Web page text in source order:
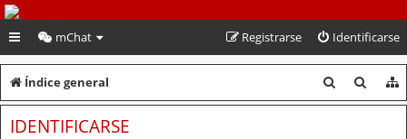
PeruVoley.com
mChat Identificarse
Registrarse
Índice general
u
u
IDENTIFICARSE